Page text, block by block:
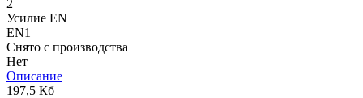
2
Усилие EN
EN1
Снято с производства
Нет
Описание
197,5 Кб